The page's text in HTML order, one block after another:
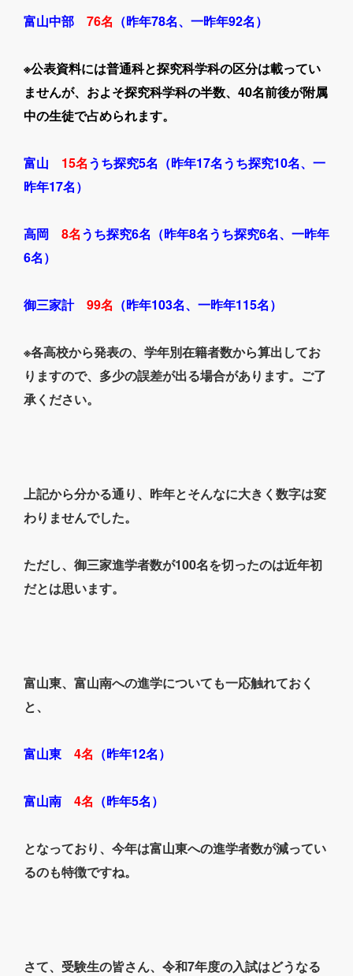
富山中部 76名 （昨年78名、一昨年92名）
※公表資料には普通科と探究科学科の区分は載ってい
ませんが、およそ探究科学科の半数、40名前後が附属
中の生徒で占められます。
富山 15名うち探究5名（昨年17名うち探究10名、一
昨年17名）
高岡 8名うち探究6名（昨年8名うち探究6名、一昨年
6名）
御三家計 99名 （昨年103名、一昨年115名）
※各高校から発表の、学年別在籍者数から算出してお
りますので、多少の誤差が出る場合があります。ご了
承ください。
上記から分かる通り、昨年とそんなに大きく数字は変
わりませんでした。
ただし、御三家進学者数が100名を切ったのは近年初
だとは思います。
富山東、富山南への進学についても一応触れておく
と、
富山東 4名 （昨年12名）
富山南 4名 （昨年5名）
となっており、今年は富山東への進学者数が減ってい
るのも特徴ですね。
さて、受験生の皆さん、令和7年度の入試はどうなる